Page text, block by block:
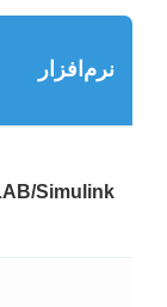
نرم‌افزار
Simulink